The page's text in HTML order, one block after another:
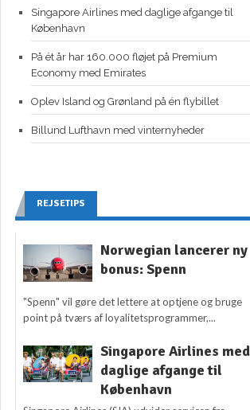
Singapore Airlines med daglige afgange til
København
På ét år har 160.000 fløjet på Premium
Economy med Emirates
Oplev Island og Grønland på én flybillet
Billund Lufthavn med vinternyheder
REJSETIPS
Norwegian lancerer ny
bonus: Spenn
"Spenn" vil gøre det lettere at optjene og bruge
point på tværs af loyalitetsprogrammer,...
Singapore Airlines med
daglige afgange til
København